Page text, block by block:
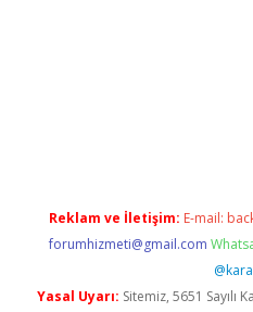
Reklam ve İletişim: E-mail:
forumhizmeti@gmail.com
Yasal Uyarı: Sitemiz, 5651 Sayılı